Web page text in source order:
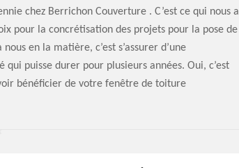
chez Berrichon Couverture . C’est ce qui nous a
pour la concrétisation des projets pour la pose de
en la matière, c’est s’assurer d’une
puisse durer pour plusieurs années. Oui, c’est
bénéficier de votre fenêtre de toiture